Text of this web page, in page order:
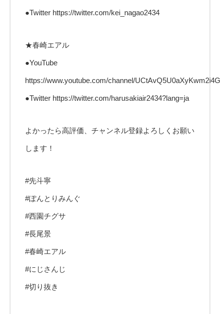
●Twitter https://twitter.com/kei_nagao2434
★春崎エアル
●YouTube
https://www.youtube.com/channel/
●Twitter https://twitter.com/harusakiair2434?lang=ja
よかったら高評価、チャンネル登録よろしくお願い
します！
#先斗寧
#ぽんとりみんぐ
#西園チグサ
#長尾景
#春崎エアル
#にじさんじ
#切り抜き